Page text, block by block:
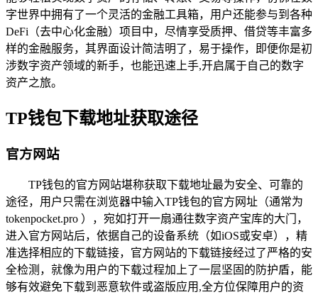
字世界中拥有了一个灵活的金融工具箱，用户还能参与到各种
DeFi（去中心化金融）项目中，尽情享受质押、借贷等丰富多
样的金融服务，其界面设计简洁明了，易于操作，即便你是初
涉数字资产领域的新手，也能迅速上手,开启属于自己的数字
资产之旅。
TP钱包下载地址获取途径
官方网站
TP钱包的官方网站堪称获取下载地址最为安全、可靠的
途径，用户只需在浏览器中输入TP钱包的官方网址（通常为
tokenpocket.pro ），宛如打开一扇通往数字资产宝库的大门，
进入官方网站后，依据自己的设备系统（如iOS或安卓），精
准选择相应的下载链接，官方网站的下载链接经过了严格的安
全检测，就像为用户的下载过程加上了一层坚固的防护盾，能
够有效避免下载到恶意软件或盗版应用,全方位保障用户的资